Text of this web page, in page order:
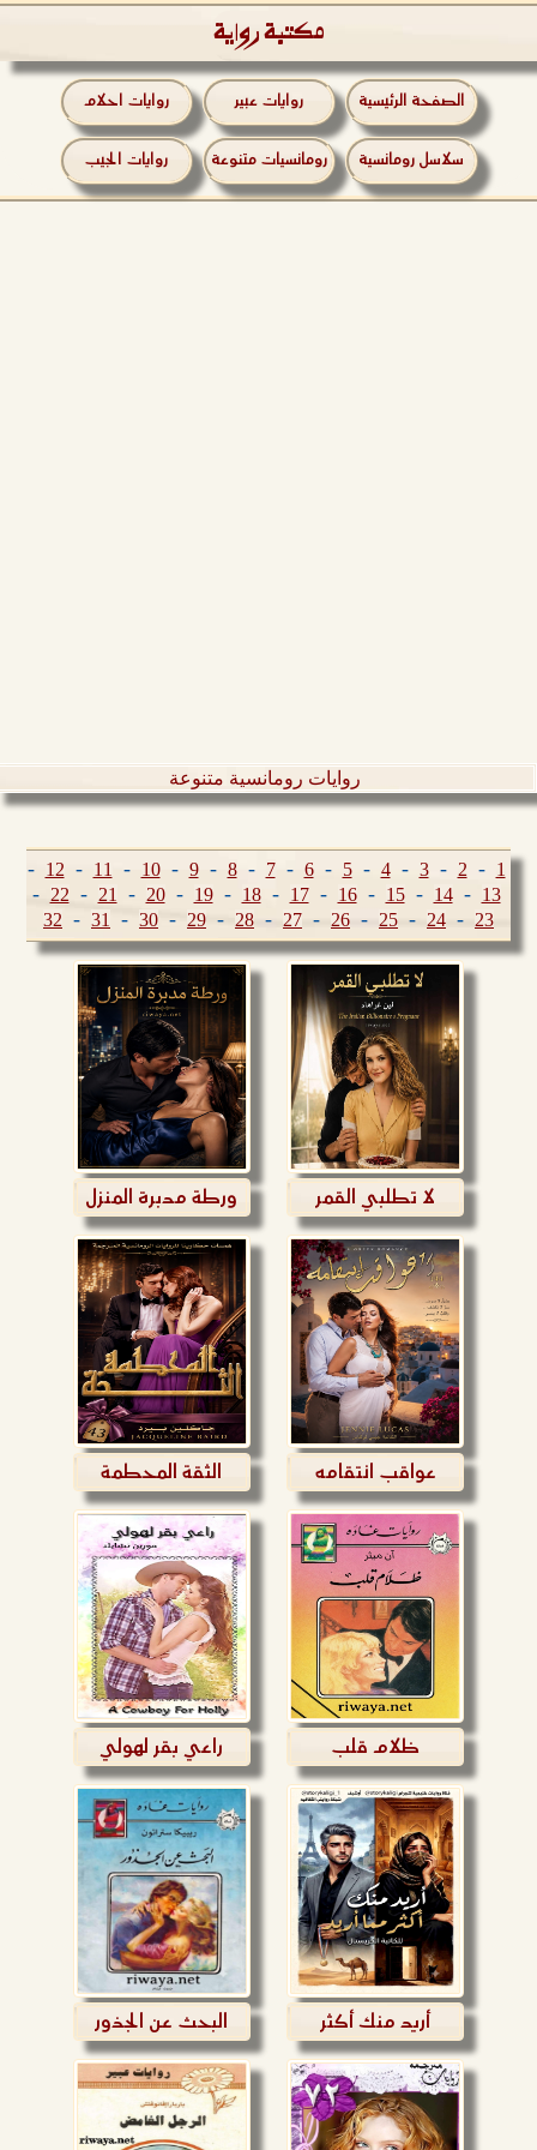
مكتبة رواية
الصفحة الرئيسية روايات عبير روايات احلام
سلاسل رومانسية رومانسيات متنوعة روايات الجيب
روايات رومانسية متنوعة
1
-
2
-
3
-
4
-
5
-
6
-
7
-
8
-
9
-
10
-
11
-
12
-
13
-
14
-
15
-
16
-
17
-
18
-
19
-
20
-
21
-
22
-
23
-
24
-
25
-
26
-
27
-
28
-
29
-
30
-
31
-
32
لا تطلبي القمر ورطة مدبرة المنزل
عواقب انتقامه الثقة المحطمة
ظلام قلب راعي بقر لهولي
أريد منك أكثر البحث عن الجذور